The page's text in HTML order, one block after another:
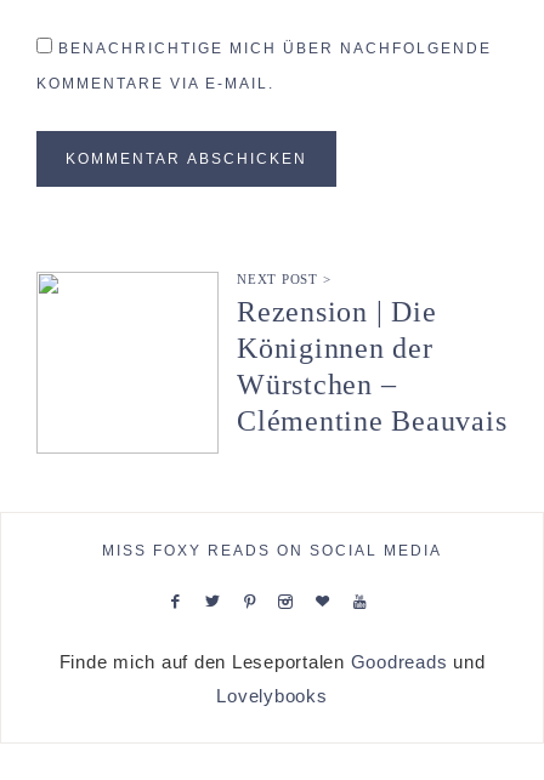
BENACHRICHTIGE MICH ÜBER NACHFOLGENDE
KOMMENTARE VIA E-MAIL.
NEXT POST >
Rezension | Die
Königinnen der
Würstchen –
Clémentine Beauvais
MISS FOXY READS ON SOCIAL MEDIA
Finde mich auf den Leseportalen Goodreads und
Lovelybooks